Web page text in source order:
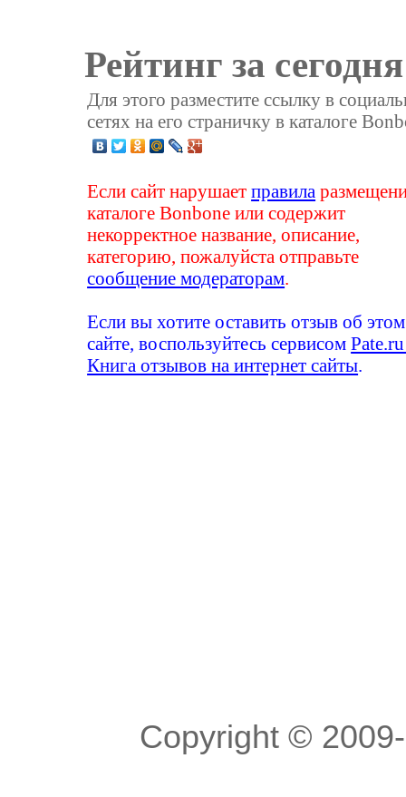
Рейтинг за
Для этого разместите ссылку в
сетях на его страничку в каталоге
Если сайт нарушаетправила
каталоге Bonbone или содержит
некорректное название, описание,
категорию, пожалуйста отправьте
сообщение модераторам
Если вы хотите оставить отзыв об этом
сайте, воспользуйтесь сервисом
Книга отзывов на интернет сайты
Copyright ©